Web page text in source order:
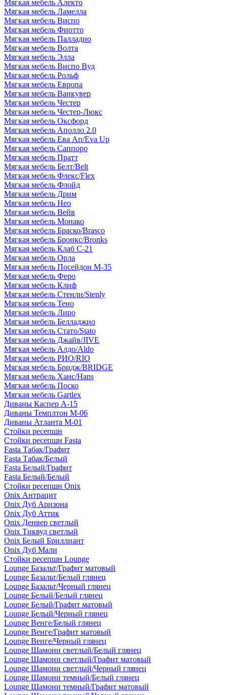
Мягкая мебель Алекто
Мягкая мебель Ламелла
Мягкая мебель Виспо
Мягкая мебель Фиотто
Мягкая мебель Палладио
Мягкая мебель Волта
Мягкая мебель Элла
Мягкая мебель Виспо Вуд
Мягкая мебель Рольф
Мягкая мебель Европа
Мягкая мебель Ванкувер
Мягкая мебель Честер
Мягкая мебель Честер-Люкс
Мягкая мебель Оксфорд
Мягкая мебель Аполло 2.0
Мягкая мебель Ева Ап/Eva Up
Мягкая мебель Саппоро
Мягкая мебель Пратт
Мягкая мебель Белт/Belt
Мягкая мебель Флекс/Flex
Мягкая мебель Флойд
Мягкая мебель Дрим
Мягкая мебель Нео
Мягкая мебель Вейв
Мягкая мебель Монако
Мягкая мебель Браско/Brasco
Мягкая мебель Бронкс/Bronks
Мягкая мебель Клаб С-21
Мягкая мебель Орла
Мягкая мебель Посейдон М-35
Мягкая мебель Феро
Мягкая мебель Клиф
Мягкая мебель Стенли/Stenly
Мягкая мебель Тено
Мягкая мебель Лиро
Мягкая мебель Белладжио
Мягкая мебель Стато/Stato
Мягкая мебель Джайв/JIVE
Мягкая мебель Алдо/Aldo
Мягкая мебель РИО/RIO
Мягкая мебель Бридж/BRIDGE
Мягкая мебель Ханс/Hans
Мягкая мебель Поско
Мягкая мебель Gartlex
Диваны Каспер А-15
Диваны Темплтон М-06
Диваны Атланта М-01
Стойки ресепшн
Стойки ресепшн Fasta
Fasta Табак/Графит
Fasta Табак/Белый
Fasta Белый/Графит
Fasta Белый/Белый
Стойки ресепшн Onix
Onix Антрацит
Onix Дуб Аризона
Onix Дуб Аттик
Onix Денвер светлый
Onix Тиквуд светлый
Onix Белый Бриллиант
Onix Дуб Мали
Стойки ресепшн Lounge
Lounge Базальт/Графит матовый
Lounge Базальт/Белый глянец
Lounge Базальт/Черный глянец
Lounge Белый/Белый глянец
Lounge Белый/Графит матовый
Lounge Белый/Черный глянец
Lounge Венге/Белый глянец
Lounge Венге/Графит матовый
Lounge Венге/Черный глянец
Lounge Шамони светлый/Белый глянец
Lounge Шамони светлый/Графит матовый
Lounge Шамони светлый/Черный глянец
Lounge Шамони темный/Белый глянец
Lounge Шамони темный/Графит матовый